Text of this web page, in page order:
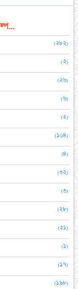
(২৮২)
(২)
(২৬)
(৬)
(২)
(১০৪)
(৪)
(৩২)
(৩)
(২৮)
(২১)
(১)
(১৭)
(১৯৮)